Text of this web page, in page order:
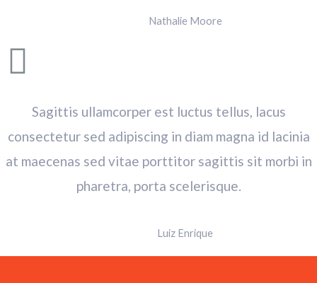
Nathalie Moore
Sagittis ullamcorper est luctus tellus, lacus
consectetur sed adipiscing in diam magna id lacinia
at maecenas sed vitae porttitor sagittis sit morbi in
pharetra, porta scelerisque.
Luiz Enrique